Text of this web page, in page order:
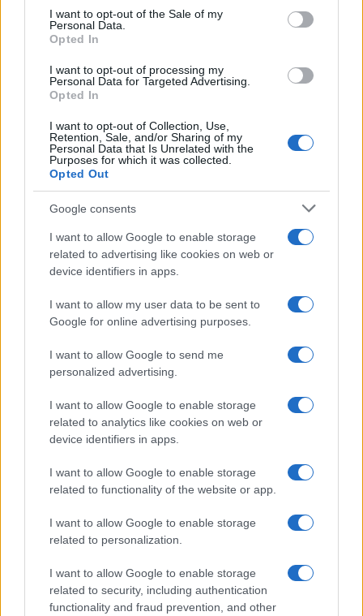
consent section.
I want to opt-out of the Sale of my
Personal Data.
Opted In
I want to opt-out of processing my
Personal Data for Targeted Advertising.
Opted In
I want to opt-out of Collection, Use,
Retention, Sale, and/or Sharing of my
Personal Data that Is Unrelated with the
Purposes for which it was collected.
Opted Out
Google consents
I want to allow Google to enable storage
related to advertising like cookies on web or
device identifiers in apps.
I want to allow my user data to be sent to
Google for online advertising purposes.
I want to allow Google to send me
personalized advertising.
I want to allow Google to enable storage
related to analytics like cookies on web or
device identifiers in apps.
I want to allow Google to enable storage
related to functionality of the website or app.
I want to allow Google to enable storage
related to personalization.
I want to allow Google to enable storage
related to security, including authentication
functionality and fraud prevention, and other
Ricevi le nostre ultime news
Condividi l'articolo
F
a
ce
b
o
o
k
T
w
it
te
r
Pi
te
re
st
W
s
A
p
p
S
re
Articolo precedente
Prossimo articolo
Incendio nella notte a Olbia, a fuoco due furgoni
A fuoco un deposito con bombole, intervento dei
vigili del fuoco a Rudalza
Ristorante distrutto dalle fiamme a La
Le previsioni meteo per il weekend a Olbia e in
Gallura